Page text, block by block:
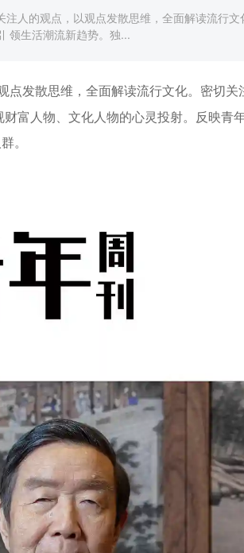
注人的观点，以观点发散思维，全面解读流行文
领生活潮流新趋势。独...
点发散思维，全面解读流行文化。密切关
富人物、文化人物的心灵投射。反映青
。